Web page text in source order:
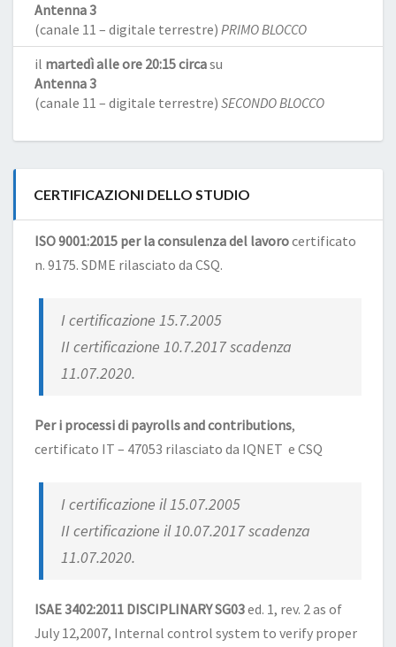
Antenna 3
(canale 11 – digitale terrestre) PRIMO BLOCCO
il martedì alle ore 20:15 circasu
Antenna 3
(canale 11 – digitale terrestre) SECONDO BLOCCO
CERTIFICAZIONI DELLO STUDIO
ISO 9001:2015 per la consulenza del lavorocertificato
n. 9175. SDME rilasciato da CSQ.
I certificazione 15.7.2005
II certificazione 10.7.2017 scadenza
11.07.2020.
Per i processi di payrolls and contributions,
certificato IT – 47053 rilasciato da IQNET e CSQ
I certificazione il 15.07.2005
II certificazione il 10.07.2017 scadenza
11.07.2020.
ISAE 3402:2011 DISCIPLINARY SG03ed. 1, rev. 2 as of
July 12,2007, Internal control system to verify proper